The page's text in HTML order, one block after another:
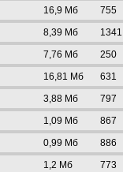
16,9 Mб 755
8,39 Mб 1341
7,76 Mб 250
16,81 Mб 631
3,88 Mб 797
1,09 Mб 867
0,99 Mб 886
1,2 Mб 773